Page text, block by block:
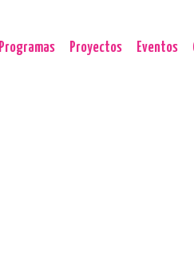
Programas Proyectos Eventos